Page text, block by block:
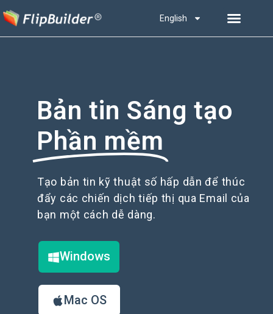
English
Bản tin Sáng tạo
Phần mềm
Tạo bản tin kỹ thuật số hấp dẫn để thúc
đẩy các chiến dịch tiếp thị qua Email của
bạn một cách dễ dàng.
Windows
Mac OS